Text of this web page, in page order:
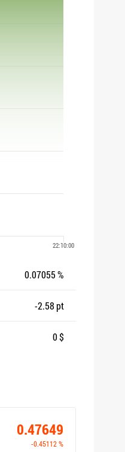
0.07055 %
-2.58 pt
0 $
0.47649
-0.45112 %